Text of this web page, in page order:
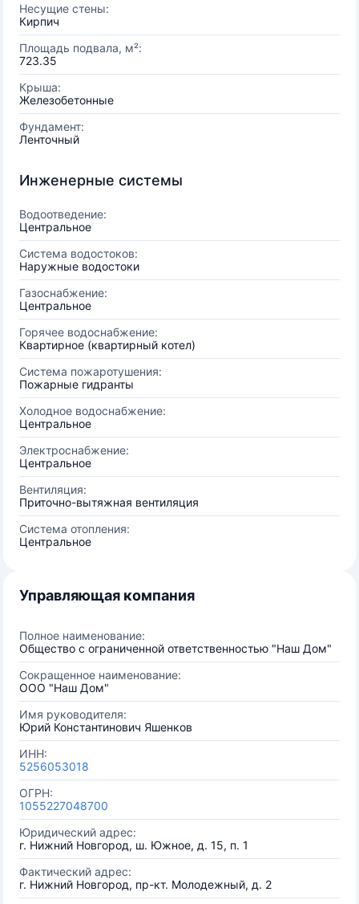
Несущие стены:
Кирпич
Площадь подвала, м²:
723.35
Крыша:
Железобетонные
Фундамент:
Ленточный
Инженерные системы
Водоотведение:
Центральное
Система водостоков:
Наружные водостоки
Газоснабжение:
Центральное
Горячее водоснабжение:
Квартирное (квартирный котел)
Система пожаротушения:
Пожарные гидранты
Холодное водоснабжение:
Центральное
Электроснабжение:
Центральное
Вентиляция:
Приточно-вытяжная вентиляция
Система отопления:
Центральное
Управляющая компания
Полное наименование:
Общество с ограниченной ответственностью "Наш Дом"
Сокращенное наименование:
ООО "Наш Дом"
Имя руководителя:
Юрий Константинович Яшенков
ИНН:
5256053018
ОГРН:
1055227048700
Юридический адрес:
г. Нижний Новгород, ш. Южное, д. 15, п. 1
Фактический адрес:
г. Нижний Новгород, пр-кт. Молодежный, д. 2